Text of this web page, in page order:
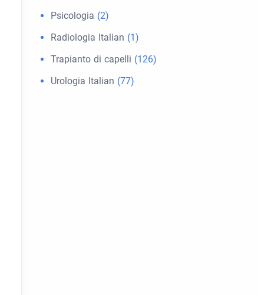
Psicologia (2)
Radiologia Italian (1)
Trapianto di capelli (126)
Urologia Italian (77)